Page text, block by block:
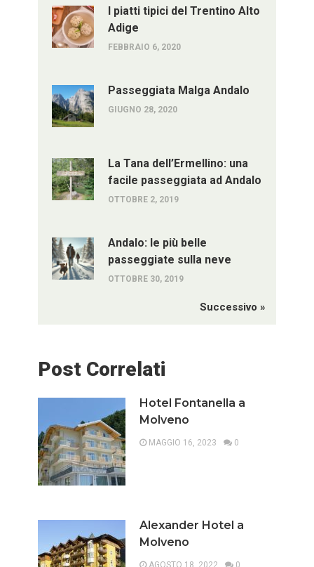
I piatti tipici del Trentino Alto
Adige
FEBBRAIO 6, 2020
Passeggiata Malga Andalo
GIUGNO 28, 2020
La Tana dell’Ermellino: una
facile passeggiata ad Andalo
OTTOBRE 2, 2019
Andalo: le più belle
passeggiate sulla neve
OTTOBRE 30, 2019
Successivo »
Post Correlati
Hotel Fontanella a
Molveno
MAGGIO 16, 2023 0
Alexander Hotel a
Molveno
AGOSTO 18, 2022 0